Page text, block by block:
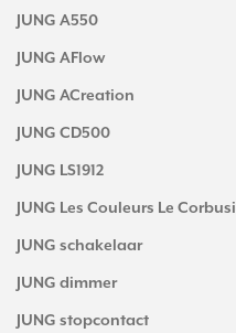
JUNG A550
JUNG AFlow
JUNG ACreation
JUNG CD500
JUNG LS1912
JUNG Les Couleurs Le
JUNG schakelaar
JUNG dimmer
JUNG stopcontact